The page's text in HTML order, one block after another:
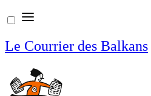
Aller
au
contenu
Le Courrier des Balkans